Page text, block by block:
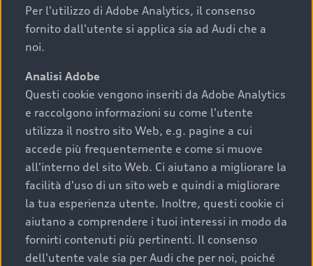
I requisiti fondamentali da considerare prima di
acquistare un’auto usata, oltre al prezzo e all'aspetto,
chilometraggio: un valore contenuto corrisponde a
uno stato migliore del veicolo e a una maggiore
durata nel tempo;
cronologia dei tagliandi: una documentazione
completa della vettura certifica una manutenzione
costante e accurata;
condizioni della carrozzeria e degli interni: una
buona conservazione evidenzia cura e attenzione del
precedente proprietario;
Per l'utilizzo di Adobe Analytics, il consenso
fornito dall'utente si applica sia ad Audi che a
noi.
Analisi Adobe
Questi cookie vengono inseriti da Adobe Analytics
e raccolgono informazioni su come l'utente
utilizza il nostro sito Web, e.g. pagine a cui
accede più frequentemente e come si muove
all'interno del sito Web. Ci aiutano a migliorare la
facilità d'uso di un sito web e quindi a migliorare
la tua esperienza utente. Inoltre, questi cookie ci
aiutano a comprendere i tuoi interessi in modo da
fornirti contenuti più pertinenti. Il consenso
dell'utente vale sia per Audi che per noi, poiché